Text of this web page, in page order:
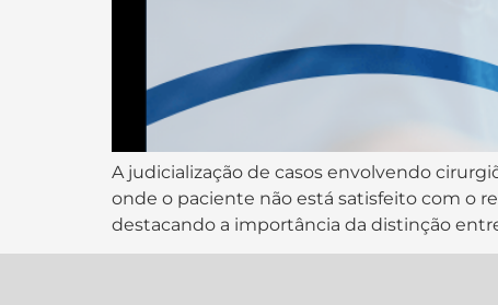
A judicialização de casos envolvendo
onde o paciente não está satisfeito com o
destacando a importância da distinção